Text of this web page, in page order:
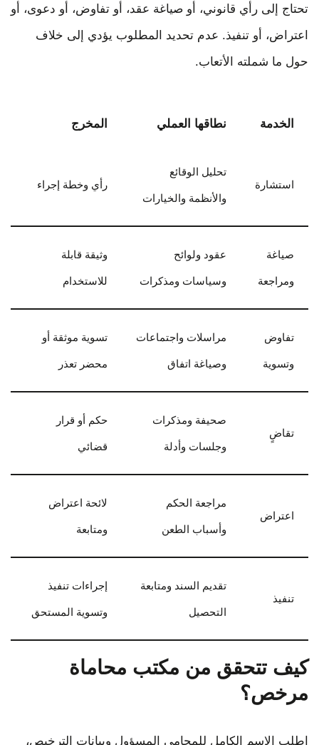
تحتاج إلى رأي قانوني، أو صياغة عقد، أو تفاوض، أو دعوى، أو
اعتراض، أو تنفيذ. عدم تحديد المطلوب يؤدي إلى خلاف
حول ما شملته الأتعاب.
الخدمة نطاقها العملي المخرج
استشارة
تحليل الوقائع
والأنظمة والخيارات
رأي وخطة إجراء
صياغة
ومراجعة
عقود ولوائح
وسياسات ومذكرات
وثيقة قابلة
للاستخدام
تفاوض
وتسوية
مراسلات واجتماعات
وصياغة اتفاق
تسوية موثقة أو
محضر تعذر
تقاضٍ
صحيفة ومذكرات
وجلسات وأدلة
حكم أو قرار
قضائي
اعتراض
مراجعة الحكم
وأسباب الطعن
لائحة اعتراض
ومتابعة
تنفيذ
تقديم السند ومتابعة
التحصيل
إجراءات تنفيذ
وتسوية المستحق
كيف تتحقق من مكتب محاماة
مرخص؟
اطلب الاسم الكامل للمحامي المسؤول وبيانات الترخيص،